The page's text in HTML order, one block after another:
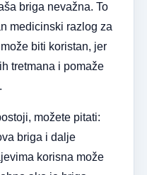
briga nevažna. To
medicinski razlog za
biti koristan, jer
tretmana i pomaže
možete pitati:
briga i dalje
korisna može